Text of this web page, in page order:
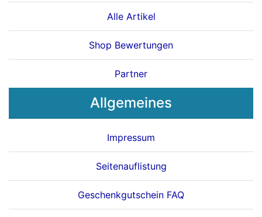
Alle Artikel
Shop Bewertungen
Partner
Allgemeines
Impressum
Seitenauflistung
Geschenkgutschein FAQ